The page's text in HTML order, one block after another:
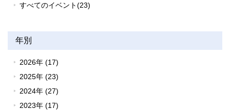
すべてのイベント(23)
年別
2026年 (17)
2025年 (23)
2024年 (27)
2023年 (17)